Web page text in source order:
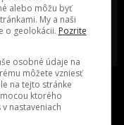
NÁM TIP NA ČLÁNOK
alebo môžu byť
My a naši
o geolokácii. Pozrite
osobné údaje na
môžete vzniesť
na tejto stránke
ktorého
nastaveniach